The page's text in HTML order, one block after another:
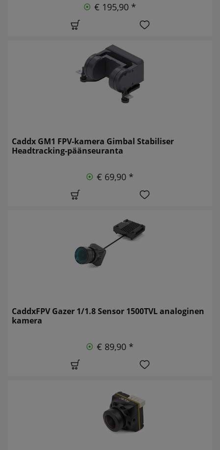
€ 195,90 *
Caddx GM1 FPV-kamera Gimbal Stabiliser
Headtracking-päänseuranta
€ 69,90 *
CaddxFPV Gazer 1/1.8 Sensor 1500TVL analoginen
kamera
€ 89,90 *